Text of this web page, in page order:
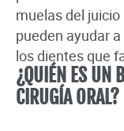
muelas del
pueden ayudar
los dientes que
¿QUIÉN ES UN
CIRUGÍA ORAL?